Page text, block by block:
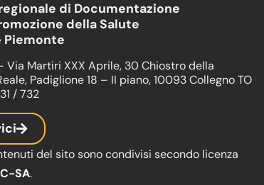
di Documentazione
della Salute
Piemonte
Via Martiri XXX Aprile, 30 Chiostro della
Padiglione 18 – II piano, 10093 Collegno TO
/ 732
del sito sono condivisi secondo licenza
SA.